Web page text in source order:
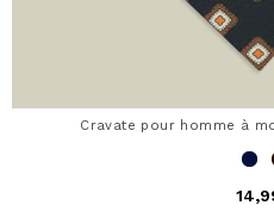
Cravate pour homme à